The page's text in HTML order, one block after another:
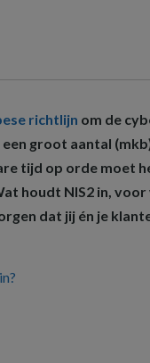
richtlijn om de
groot aantal
tijd op orde moet
houdt NIS2 in,
dat jij én je